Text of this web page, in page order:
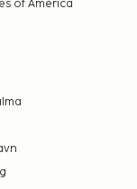
of America